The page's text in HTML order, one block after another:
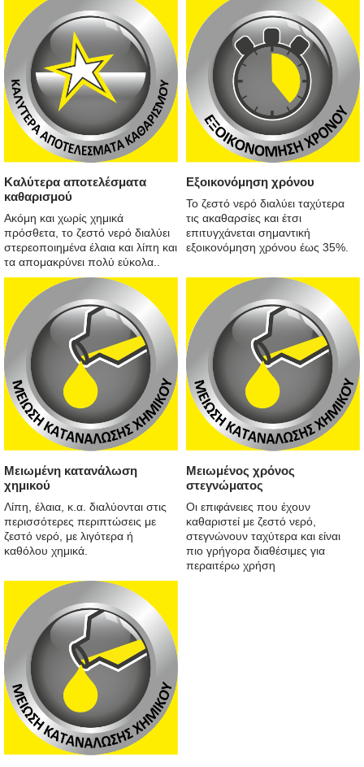
Καλύτερα αποτελέσματα
καθαρισμού
Ακόμη και χωρίς χημικά
πρόσθετα, το ζεστό νερό διαλύει
στερεοποιημένα έλαια και λίπη και
τα απομακρύνει πολύ εύκολα..
Εξοικονόμηση χρόνου
Το ζεστό νερό διαλύει ταχύτερα
τις ακαθαρσίες και έτσι
επιτυγχάνεται σημαντική
εξοικονόμηση χρόνου έως 35%.
Μειωμένη κατανάλωση
χημικού
Λίπη, έλαια, κ.α. διαλύονται στις
περισσότερες περιπτώσεις με
ζεστό νερό, με λιγότερα ή
καθόλου χημικά.
Μειωμένος χρόνος
στεγνώματος
Οι επιφάνειες που έχουν
καθαριστεί με ζεστό νερό,
στεγνώνουν ταχύτερα και είναι
πιο γρήγορα διαθέσιμες για
περαιτέρω χρήση